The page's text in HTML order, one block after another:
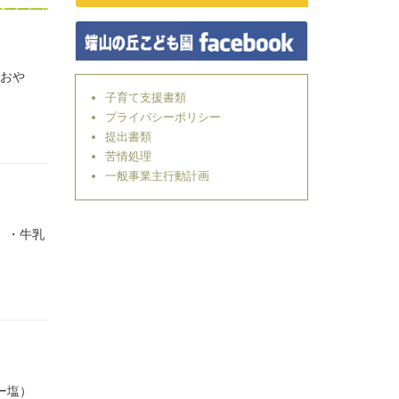
や
・牛乳
）
子育て支援書類
プライバシーポリシー
提出書類
苦情処理
一般事業主行動計画